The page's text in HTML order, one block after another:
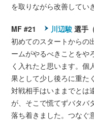
を取りながら改善してい
MF #21 川辺駿 選手
初めてのスタートからの
ームがやるべきことをや
く入れたと思います。個
果として少し後ろに重た
対戦相手はいままでとは
が、そこで慌てずバタバ
落ち着きました。つなぐ